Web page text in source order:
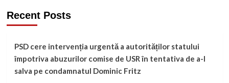
Recent Posts
PSD cere intervenția urgentă a autorităților statului
împotriva abuzurilor comise de USR în tentativa de a-l
salva pe condamnatul Dominic Fritz